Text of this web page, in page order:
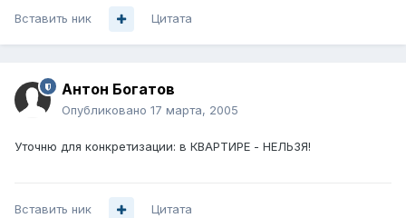
Вставить ник Цитата
Антон Богатов
Опубликовано 17 марта, 2005
Уточню для конкретизации: в КВАРТИРЕ - НЕЛЬЗЯ!
Вставить ник Цитата